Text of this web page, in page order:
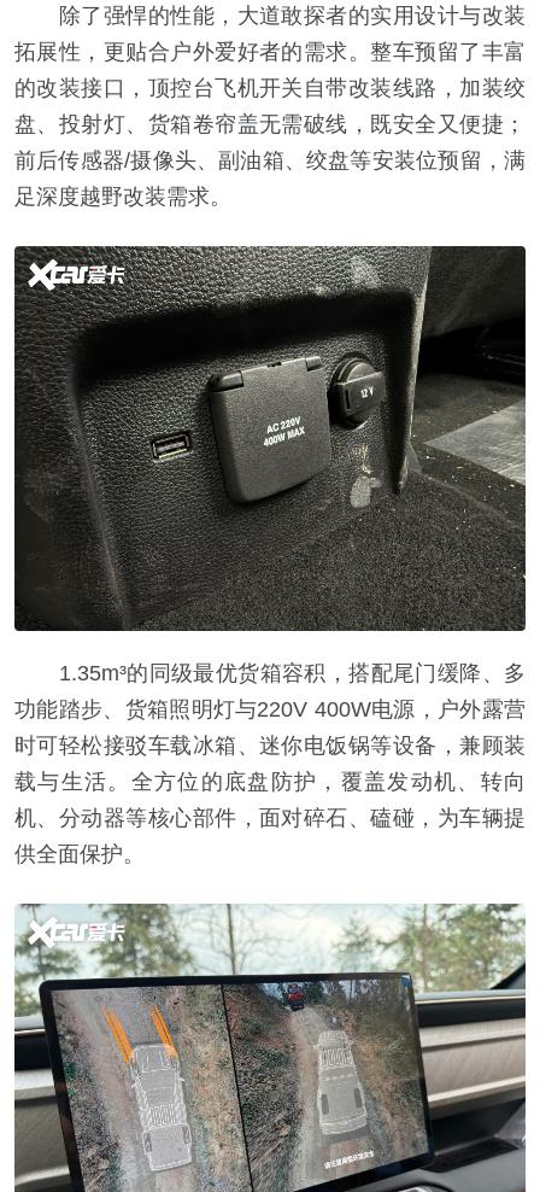
除了强悍的性能，大道敢探者的实用设计与改装
拓展性，更贴合户外爱好者的需求。整车预留了丰富
的改装接口，顶控台飞机开关自带改装线路，加装绞
盘、投射灯、货箱卷帘盖无需破线，既安全又便捷；
前后传感器/摄像头、副油箱、绞盘等安装位预留，满
足深度越野改装需求。
1.35m³的同级最优货箱容积，搭配尾门缓降、多
功能踏步、货箱照明灯与220V 400W电源，户外露营
时可轻松接驳车载冰箱、迷你电饭锅等设备，兼顾装
载与生活。全方位的底盘防护，覆盖发动机、转向
机、分动器等核心部件，面对碎石、磕碰，为车辆提
供全面保护。